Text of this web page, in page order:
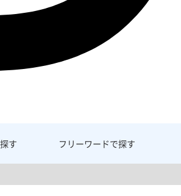
す フリーワードで探す